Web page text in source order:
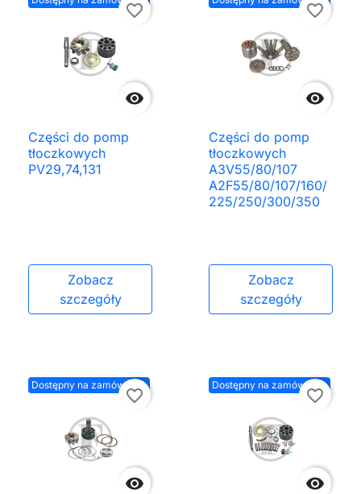

favorite_border
Części do pomp
tłoczkowych
PV29,74,131
Zobacz
szczegóły

favorite_border
Części do pomp
tłoczkowych
A3V55/80/107
A2F55/80/107/160/
225/250/300/350
Zobacz
szczegóły
Dostępny na zamówienie

favorite_border
Dostępny na zamówienie

favorite_border